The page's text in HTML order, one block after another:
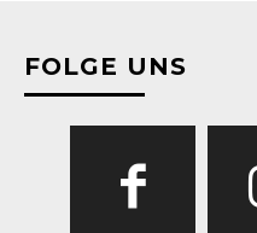
FOLGE UNS